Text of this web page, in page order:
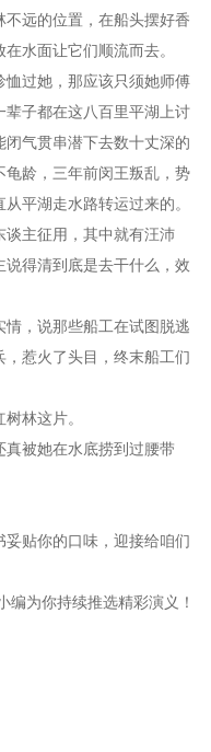
远的位置，在船头摆好香
水面让它们顺流而去。
过她，那应该只须她师傅
子都在这八百里平湖上讨
气贯串潜下去数十丈深的
龄，三年前闵王叛乱，势
平湖走水路转运过来的。
主征用，其中就有汪沛
得清到底是去干什么，效
，说那些船工在试图脱逃
惹火了头目，终末船工们
林这片。
被她在水底捞到过腰带
贴你的口味，迎接给咱们
为你持续推选精彩演义！